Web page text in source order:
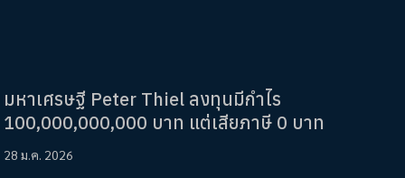
มหาเศรษฐี Peter Thiel ลงทุนมีกำไร
100,000,000,000 บาท แต่เสียภาษี 0 บาท
28 ม.ค. 2026